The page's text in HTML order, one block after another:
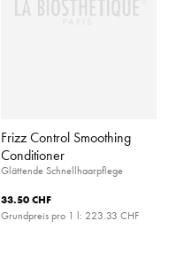
Frizz Control Smoothing
Conditioner
Glättende Schnellhaarpflege
33.50 CHF
Grundpreis pro 1 l: 223.33 CHF